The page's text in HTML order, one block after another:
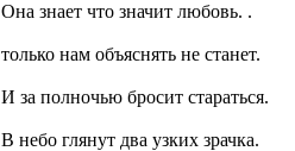
Она знает что значит любовь. .
только нам объяснять не станет.
И за полночью бросит стараться.
В небо глянут два узких зрачка.